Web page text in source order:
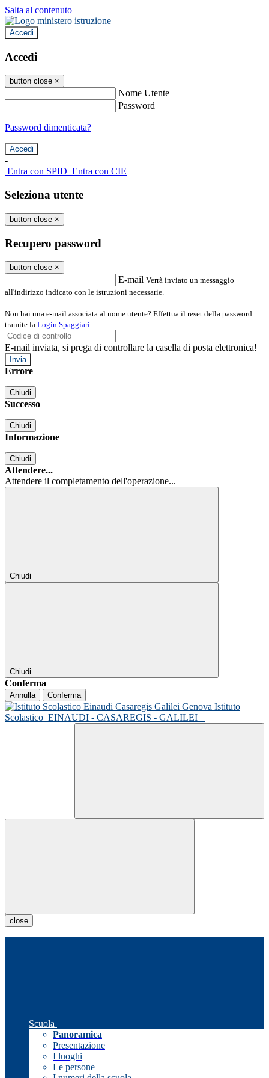
Salta al contenuto
Accedi
Accedi
button close ×
Nome Utente
Password
Password dimenticata?
-
Entra con SPID Entra con CIE
Seleziona utente
button close ×
Recupero password
button close ×
E-mail Verrà inviato un messaggio
all'indirizzo indicato con le istruzioni necessarie.
Non hai una e-mail associata al nome utente? Effettua il reset della password
tramite la Login Spaggiari
E-mail inviata, si prega di controllare la casella di posta elettronica!
Errore
Chiudi
Successo
Chiudi
Informazione
Chiudi
Attendere...
Attendere il completamento dell'operazione...
Chiudi
Chiudi
Conferma
Annulla Conferma
Istituto
Scolastico EINAUDI - CASAREGIS - GALILEI
close
Scuola
Panoramica
Presentazione
I luoghi
Le persone